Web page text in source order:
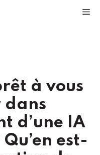
à vous
dans
d’une IA
est-